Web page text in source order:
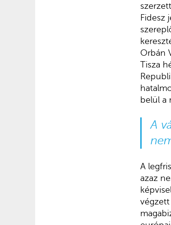
Fidesz
Orbán
Tisza
belül a
A
A
azaz